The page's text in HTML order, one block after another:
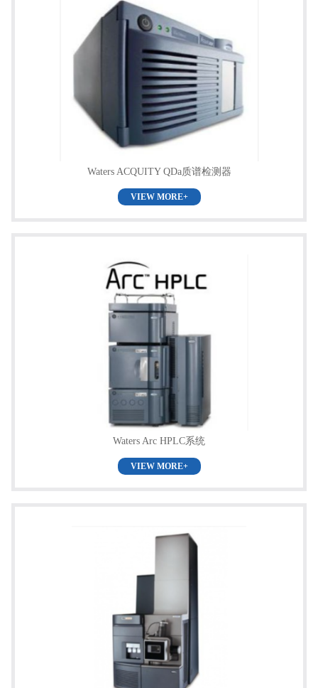
Waters ACQUITY QDa质谱检测器
VIEW MORE+
Waters Arc HPLC系统
VIEW MORE+